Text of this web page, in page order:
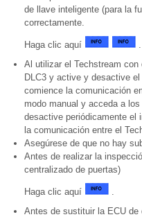
de llave inteligente (para la
correctamente.
Haga clic aquí
.
Al utilizar el Techstream
DLC3 y active y desactive
comience la comunicación
modo manual y acceda a
desactive periódicamente el
la comunicación entre el
Asegúrese de que no hay
Antes de realizar la
centralizado de puertas)
Haga clic aquí
.
Antes de sustituir la ECU